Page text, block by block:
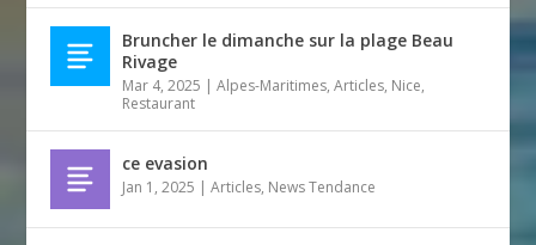
Bruncher le dimanche sur la plage Beau
Rivage
Mar 4, 2025 |Alpes-Maritimes,Articles, Nice,
Restaurant
ce evasion
Jan 1, 2025 |Articles, News Tendance